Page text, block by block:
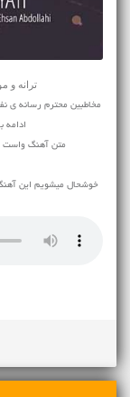
ترانه و
مخاطبین محترم رسانه ی
ادامه به
متن آهنگ واست
خوشحال میشویم این